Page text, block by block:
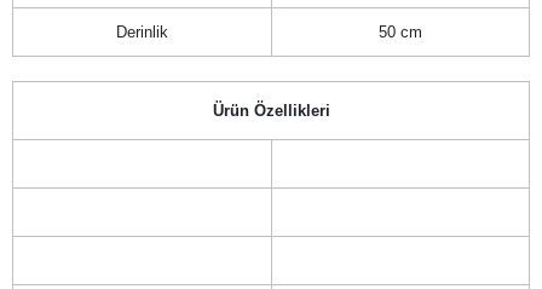
Derinlik 50 cm
Ürün Özellikleri